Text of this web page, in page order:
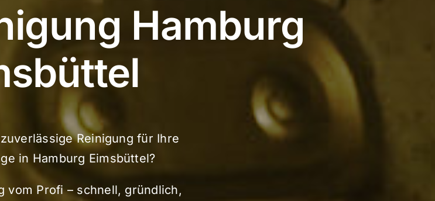
Hamburg
Reinigung für Ihre
in Hamburg Eimsbüttel?
vom Profi – schnell, gründlich,